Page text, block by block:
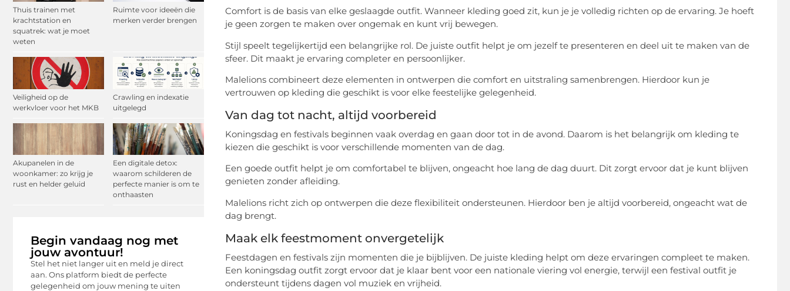
Thuis trainen met
krachtstation en
squatrek: wat je moet
weten
Ruimte voor ideeën die
merken verder brengen
Veiligheid op de
werkvloer voor het MKB
Crawling en indexatie
uitgelegd
Akupanelen in de
woonkamer: zo krijg je
rust en helder geluid
Een digitale detox:
waarom schilderen de
perfecte manier is om te
onthaasten
Begin vandaag nog met
jouw avontuur!
Stel het niet langer uit en meld je direct
aan. Ons platform biedt de perfecte
gelegenheid om jouw mening te uiten
Comfort is de basis van elke geslaagde outfit. Wanneer kleding goed zit, kun je je volledig richten op de ervaring. Je hoeft
je geen zorgen te maken over ongemak en kunt vrij bewegen.
Stijl speelt tegelijkertijd een belangrijke rol. De juiste outfit helpt je om jezelf te presenteren en deel uit te maken van de
sfeer. Dit maakt je ervaring completer en persoonlijker.
Malelions combineert deze elementen in ontwerpen die comfort en uitstraling samenbrengen. Hierdoor kun je
vertrouwen op kleding die geschikt is voor elke feestelijke gelegenheid.
Van dag tot nacht, altijd voorbereid
Koningsdag en festivals beginnen vaak overdag en gaan door tot in de avond. Daarom is het belangrijk om kleding te
kiezen die geschikt is voor verschillende momenten van de dag.
Een goede outfit helpt je om comfortabel te blijven, ongeacht hoe lang de dag duurt. Dit zorgt ervoor dat je kunt blijven
genieten zonder afleiding.
Malelions richt zich op ontwerpen die deze flexibiliteit ondersteunen. Hierdoor ben je altijd voorbereid, ongeacht wat de
dag brengt.
Maak elk feestmoment onvergetelijk
Feestdagen en festivals zijn momenten die je bijblijven. De juiste kleding helpt om deze ervaringen compleet te maken.
Een koningsdag outfit zorgt ervoor dat je klaar bent voor een nationale viering vol energie, terwijl een festival outfit je
ondersteunt tijdens dagen vol muziek en vrijheid.